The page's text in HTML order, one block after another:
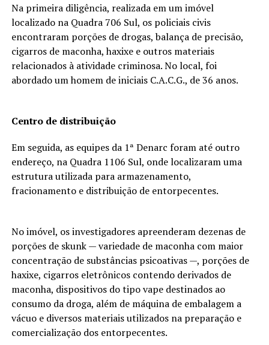
Na primeira diligência, realizada em um imóvel
localizado na Quadra 706 Sul, os policiais civis
encontraram porções de drogas, balança de precisão,
cigarros de maconha, haxixe e outros materiais
relacionados à atividade criminosa. No local, foi
abordado um homem de iniciais C.A.C.G., de 36 anos.
Centro de distribuição
Em seguida, as equipes da 1ª Denarc foram até outro
endereço, na Quadra 1106 Sul, onde localizaram uma
estrutura utilizada para armazenamento,
fracionamento e distribuição de entorpecentes.
No imóvel, os investigadores apreenderam dezenas de
porções de skunk — variedade de maconha com maior
concentração de substâncias psicoativas —, porções de
haxixe, cigarros eletrônicos contendo derivados de
maconha, dispositivos do tipo vape destinados ao
consumo da droga, além de máquina de embalagem a
vácuo e diversos materiais utilizados na preparação e
comercialização dos entorpecentes.